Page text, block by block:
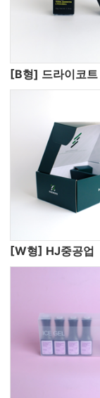
[B형] 드라이코트
[W형] HJ중공업